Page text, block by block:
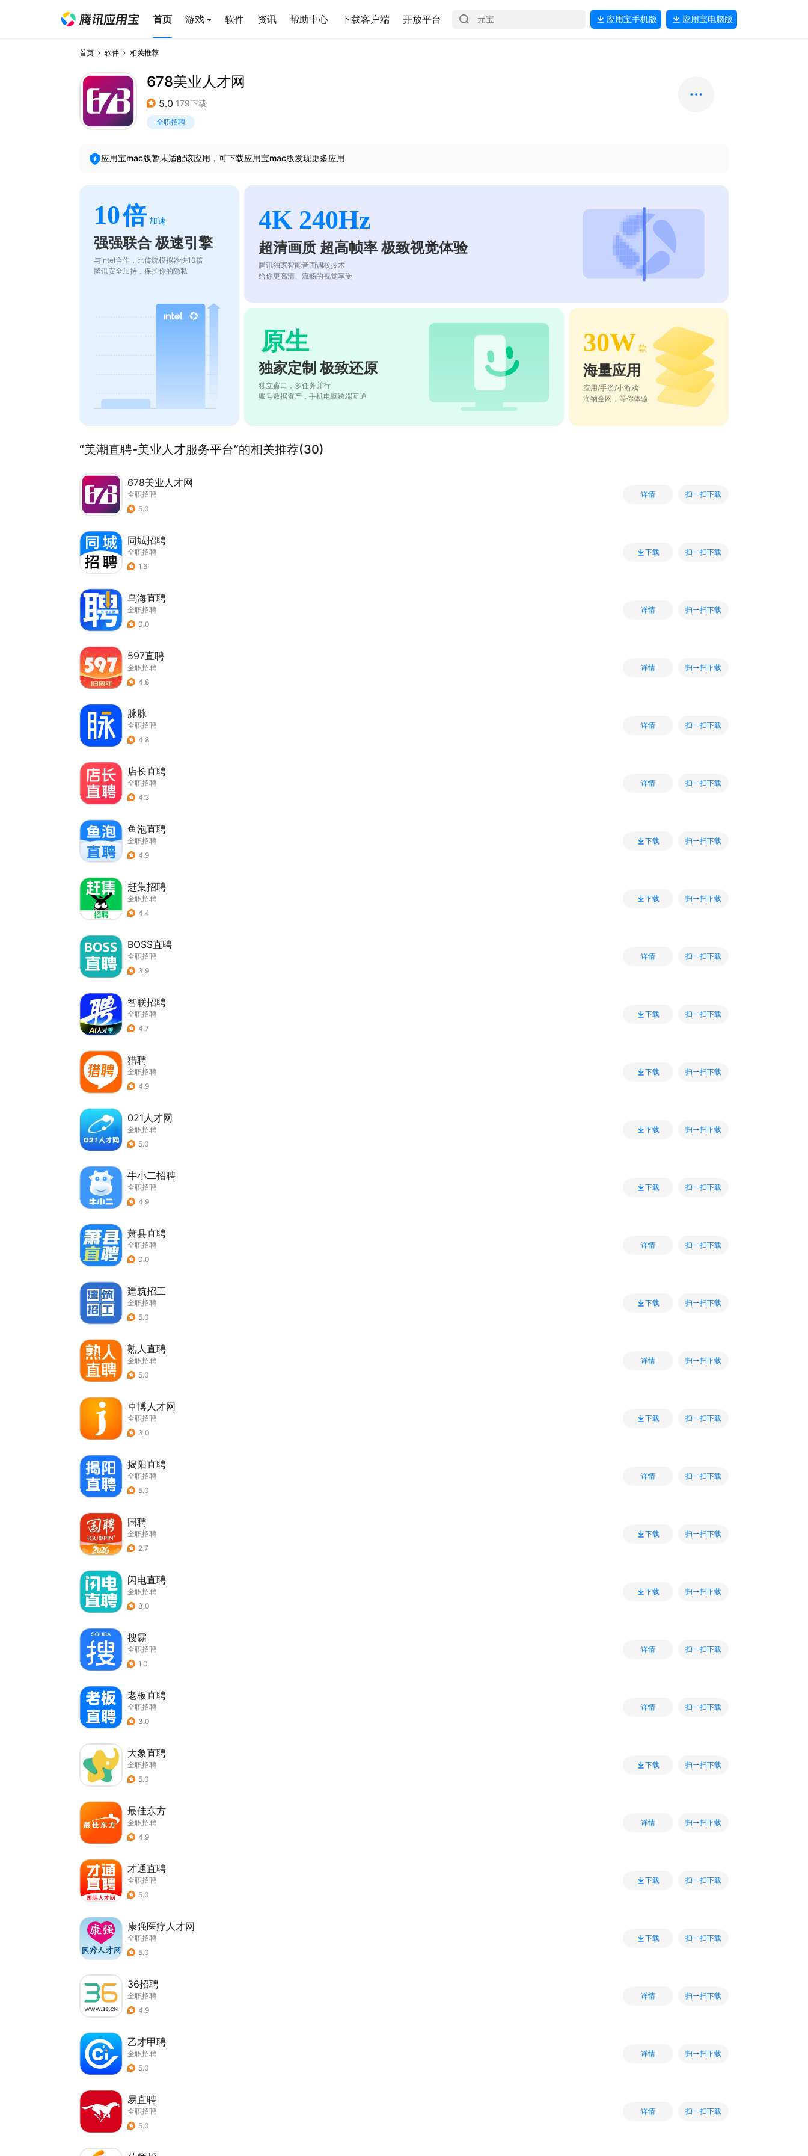
首页 游戏 软件 资讯 帮助中心 下载客户端 开放平台 应用宝手机版 应用宝电脑版
首页 软件 相关推荐
678美业人才网
5.0 179下载
全职招聘
应用宝mac版暂未适配该应用，可下载应用宝mac版发现更多应用
10倍 加速
强强联合 极速引擎
与intel合作，比传统模拟器快10倍
腾讯安全加持，保护你的隐私
4K 240Hz
超清画质 超高帧率 极致视觉体验
腾讯独家智能音画调校技术
给你更高清、流畅的视觉享受
原生
独家定制 极致还原
独立窗口，多任务并行
账号数据资产，手机电脑跨端互通
30W 款
海量应用
应用/手游/小游戏
海纳全网，等你体验
“美潮直聘-美业人才服务平台”的相关推荐(30)
678美业人才网
全职招聘
5.0
详情 扫一扫下载
同城招聘
全职招聘
1.6
下载 扫一扫下载
乌海直聘
全职招聘
0.0
详情 扫一扫下载
597直聘
全职招聘
4.8
详情 扫一扫下载
脉脉
全职招聘
4.8
详情 扫一扫下载
店长直聘
全职招聘
4.3
详情 扫一扫下载
鱼泡直聘
全职招聘
4.9
下载 扫一扫下载
赶集招聘
全职招聘
4.4
下载 扫一扫下载
BOSS直聘
全职招聘
3.9
详情 扫一扫下载
智联招聘
全职招聘
4.7
下载 扫一扫下载
猎聘
全职招聘
4.9
下载 扫一扫下载
021人才网
全职招聘
5.0
下载 扫一扫下载
牛小二招聘
全职招聘
4.9
下载 扫一扫下载
萧县直聘
全职招聘
0.0
详情 扫一扫下载
建筑招工
全职招聘
5.0
下载 扫一扫下载
熟人直聘
全职招聘
5.0
详情 扫一扫下载
卓博人才网
全职招聘
3.0
下载 扫一扫下载
揭阳直聘
全职招聘
5.0
详情 扫一扫下载
国聘
全职招聘
2.7
下载 扫一扫下载
闪电直聘
全职招聘
3.0
下载 扫一扫下载
搜霸
全职招聘
1.0
详情 扫一扫下载
老板直聘
全职招聘
3.0
详情 扫一扫下载
大象直聘
全职招聘
5.0
下载 扫一扫下载
最佳东方
全职招聘
4.9
详情 扫一扫下载
才通直聘
全职招聘
5.0
下载 扫一扫下载
康强医疗人才网
全职招聘
5.0
下载 扫一扫下载
36招聘
全职招聘
4.9
详情 扫一扫下载
乙才甲聘
全职招聘
5.0
详情 扫一扫下载
易直聘
全职招聘
5.0
详情 扫一扫下载